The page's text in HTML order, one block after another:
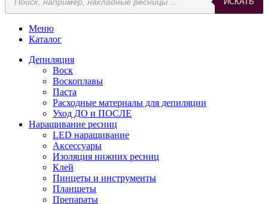
Меню
Каталог
Депиляция
Воск
Воскоплавы
Паста
Расходные материалы для депиляции
Уход ДО и ПОСЛЕ
Наращивание ресниц
LED наращивание
Аксессуары
Изоляция нижних ресниц
Клей
Пинцеты и инструменты
Планшеты
Препараты